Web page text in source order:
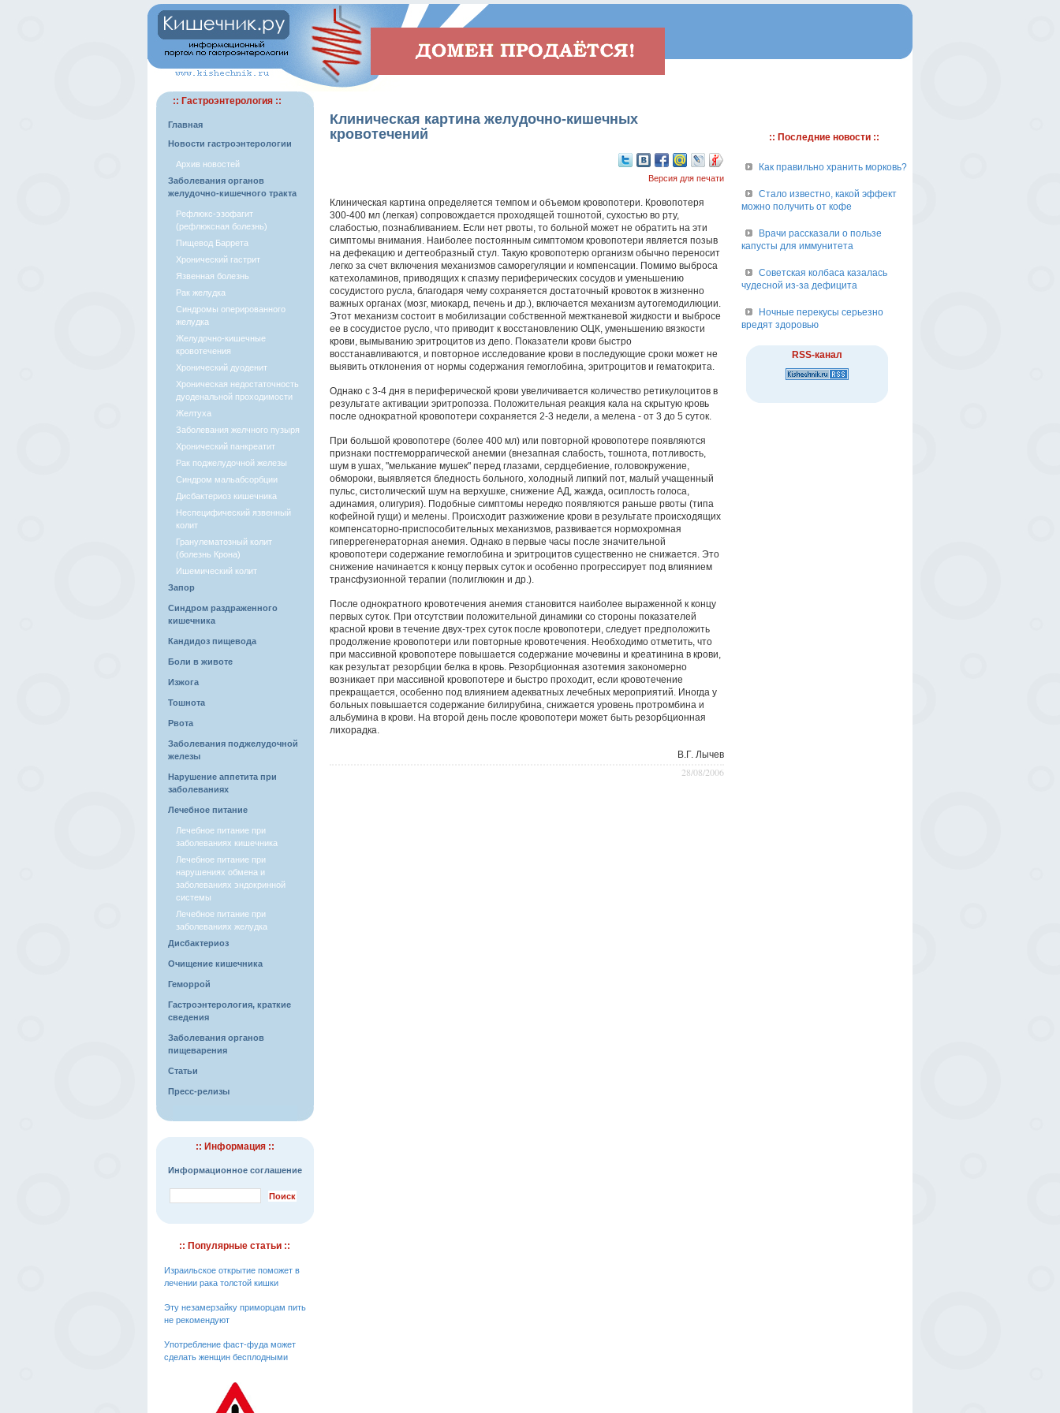
:: Гастроэнтерология ::
Главная
Новости гастроэнтерологии
Архив новостей
Заболевания органов
желудочно-кишечного тракта
Рефлюкс-эзофагит
(рефлюксная болезнь)
Пищевод Баррета
Хронический гастрит
Язвенная болезнь
Рак желудка
Синдромы оперированного
желудка
Желудочно-кишечные
кровотечения
Хронический дуоденит
Хроническая недостаточность
дуоденальной проходимости
Желтуха
Заболевания желчного пузыря
Хронический панкреатит
Рак поджелудочной железы
Синдром мальабсорбции
Дисбактериоз кишечника
Неспецифический язвенный
колит
Гранулематозный колит
(болезнь Крона)
Ишемический колит
Запор
Синдром раздраженного
кишечника
Кандидоз пищевода
Боли в животе
Изжога
Тошнота
Рвота
Заболевания поджелудочной
железы
Нарушение аппетита при
заболеваниях
Лечебное питание
Лечебное питание при
заболеваниях кишечника
Лечебное питание при
нарушениях обмена и
заболеваниях эндокринной
системы
Лечебное питание при
заболеваниях желудка
Дисбактериоз
Очищение кишечника
Геморрой
Гастроэнтерология, краткие
сведения
Заболевания органов
пищеварения
Статьи
Пресс-релизы
:: Информация ::
Информационное соглашение
:: Популярные статьи ::
Израильское открытие поможет в
лечении рака толстой кишки
Эту незамерзайку приморцам пить
не рекомендуют
Употребление фаст-фуда может
сделать женщин бесплодными
Клиническая картина желудочно-кишечных
кровотечений
Версия для печати
Клиническая картина определяется темпом и объемом кровопотери. Кровопотеря
300-400 мл (легкая) сопровождается проходящей тошнотой, сухостью во рту,
слабостью, познабливанием. Если нет рвоты, то больной может не обратить на эти
симптомы внимания. Наиболее постоянным симптомом кровопотери является позыв
на дефекацию и дегтеобразный стул. Такую кровопотерю организм обычно переносит
легко за счет включения механизмов саморегуляции и компенсации. Помимо выброса
катехоламинов, приводящих к спазму периферических сосудов и уменьшению
сосудистого русла, благодаря чему сохраняется достаточный кровоток в жизненно
важных органах (мозг, миокард, печень и др.), включается механизм аутогемодилюции.
Этот механизм состоит в мобилизации собственной межтканевой жидкости и выбросе
ее в сосудистое русло, что приводит к восстановлению ОЦК, уменьшению вязкости
крови, вымыванию эритроцитов из депо. Показатели крови быстро
восстанавливаются, и повторное исследование крови в последующие сроки может не
выявить отклонения от нормы содержания гемоглобина, эритроцитов и гематокрита.
Однако с 3-4 дня в периферической крови увеличивается количество ретикулоцитов в
результате активации эритропоэза. Положительная реакция кала на скрытую кровь
после однократной кровопотери сохраняется 2-3 недели, а мелена - от 3 до 5 суток.
При большой кровопотере (более 400 мл) или повторной кровопотере появляются
признаки постгеморрагической анемии (внезапная слабость, тошнота, потливость,
шум в ушах, "мелькание мушек" перед глазами, сердцебиение, головокружение,
обмороки, выявляется бледность больного, холодный липкий пот, малый учащенный
пульс, систолический шум на верхушке, снижение АД, жажда, осиплость голоса,
адинамия, олигурия). Подобные симптомы нередко появляются раньше рвоты (типа
кофейной гущи) и мелены. Происходит разжижение крови в результате происходящих
компенсаторно-приспособительных механизмов, развивается нормохромная
гиперрегенераторная анемия. Однако в первые часы после значительной
кровопотери содержание гемоглобина и эритроцитов существенно не снижается. Это
снижение начинается к концу первых суток и особенно прогрессирует под влиянием
трансфузионной терапии (полиглюкин и др.).
После однократного кровотечения анемия становится наиболее выраженной к концу
первых суток. При отсутствии положительной динамики со стороны показателей
красной крови в течение двух-трех суток после кровопотери, следует предположить
продолжение кровопотери или повторные кровотечения. Необходимо отметить, что
при массивной кровопотере повышается содержание мочевины и креатинина в крови,
как результат резорбции белка в кровь. Резорбционная азотемия закономерно
возникает при массивной кровопотере и быстро проходит, если кровотечение
прекращается, особенно под влиянием адекватных лечебных мероприятий. Иногда у
больных повышается содержание билирубина, снижается уровень протромбина и
альбумина в крови. На второй день после кровопотери может быть резорбционная
лихорадка.
В.Г. Лычeв
28/08/2006
:: Последние новости ::
Как правильно хранить морковь?
Стало известно, какой эффект
можно получить от кофе
Врачи рассказали о пользе
капусты для иммунитета
Советская колбаса казалась
чудесной из-за дефицита
Ночные перекусы серьезно
вредят здоровью
RSS-канал